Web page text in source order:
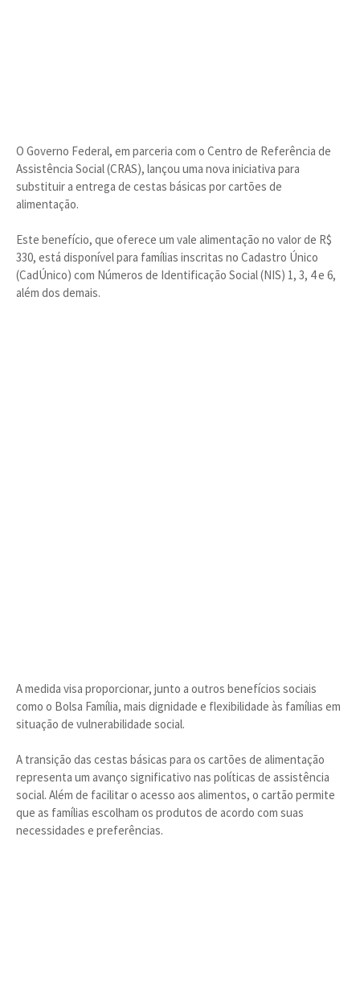
O Governo Federal, em parceria com o Centro de Referência de
Assistência Social (CRAS), lançou uma nova iniciativa para
substituir a entrega de cestas básicas por cartões de
alimentação.
Este benefício, que oferece um vale alimentação no valor de R$
330, está disponível para famílias inscritas no Cadastro Único
(CadÚnico) com Números de Identificação Social (NIS) 1, 3, 4 e 6,
além dos demais.
A medida visa proporcionar, junto a outros benefícios sociais
como o Bolsa Família, mais dignidade e flexibilidade às famílias em
situação de vulnerabilidade social.
A transição das cestas básicas para os cartões de alimentação
representa um avanço significativo nas políticas de assistência
social. Além de facilitar o acesso aos alimentos, o cartão permite
que as famílias escolham os produtos de acordo com suas
necessidades e preferências.